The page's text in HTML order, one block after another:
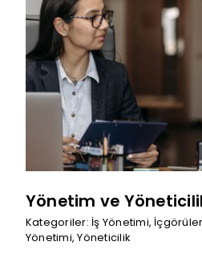
Yönetim ve
Kategoriler: İş Yönetimi,
Yönetimi,Yöneticilik